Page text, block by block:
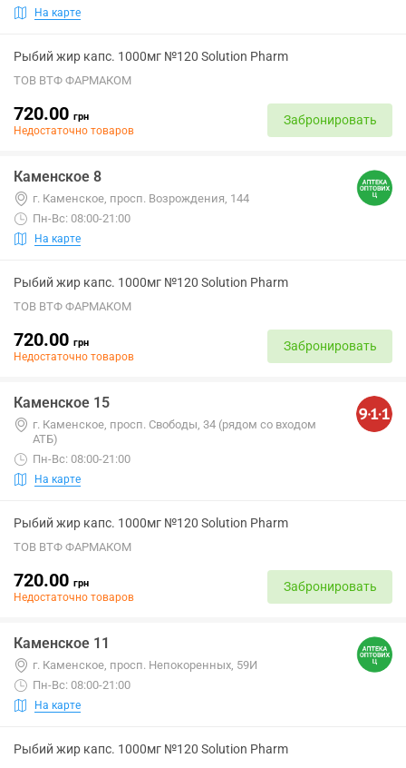
На карте
Рыбий жир капс. 1000мг №120 Solution Pharm
ТОВ ВТФ ФАРМАКОМ
720.00 грн
Недостаточно товаров
Забронировать
Каменское 8
г. Каменское, просп. Возрождения, 144
Пн-Вс: 08:00-21:00
На карте
Рыбий жир капс. 1000мг №120 Solution Pharm
ТОВ ВТФ ФАРМАКОМ
720.00 грн
Недостаточно товаров
Забронировать
Каменское 15
г. Каменское, просп. Свободы, 34 (рядом со входом
АТБ)
Пн-Вс: 08:00-21:00
На карте
Рыбий жир капс. 1000мг №120 Solution Pharm
ТОВ ВТФ ФАРМАКОМ
720.00 грн
Недостаточно товаров
Забронировать
Каменское 11
г. Каменское, просп. Непокоренных, 59И
Пн-Вс: 08:00-21:00
На карте
Рыбий жир капс. 1000мг №120 Solution Pharm